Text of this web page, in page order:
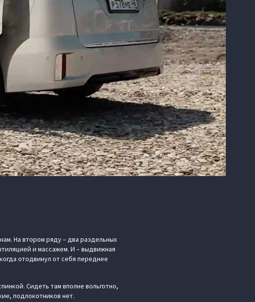
На втором ряду – два раздельных
и массажем. И – выдвижная
отодвинул от себя переднее
Сидеть там вполне вольготно,
подлокотников нет.